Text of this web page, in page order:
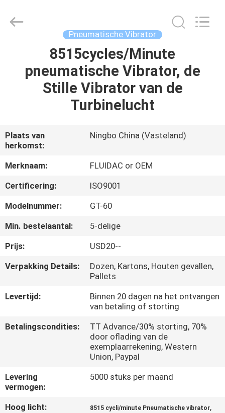
PRODUCTEN
ONGEVEER
ONS
FABRIEKSREIS
KWALITEITSCONTROLE
CONTACTEER
OM EEN
VR
SHOW
FLUID
AUTOMATIC
Pneumatische Vibrator
8515cycles/Minute
pneumatische Vibrator, de
Stille Vibrator van de
Turbinelucht
Plaats van
herkomst:
Ningbo China (Vasteland)
Merknaam:
FLUIDAC or OEM
Certificering:
ISO9001
Modelnummer:
GT-60
Min. bestelaantal:
5-delige
Prijs:
USD20--
Verpakking Details:
Dozen, Kartons, Houten gevallen,
Pallets
Levertijd:
Binnen 20 dagen na het ontvangen
van betaling of storting
Betalingscondities:
TT Advance/30% storting, 70%
door oflading van de
exemplaarrekening, Western
Union, Paypal
Levering
vermogen:
5000 stuks per maand
Hoog licht: 8515 cycli/minute Pneumatische vibrator,